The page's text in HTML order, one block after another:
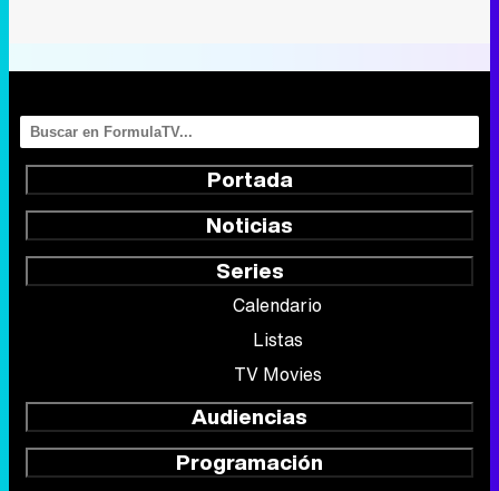
Portada
Noticias
Series
Calendario
Listas
TV Movies
Audiencias
Programación